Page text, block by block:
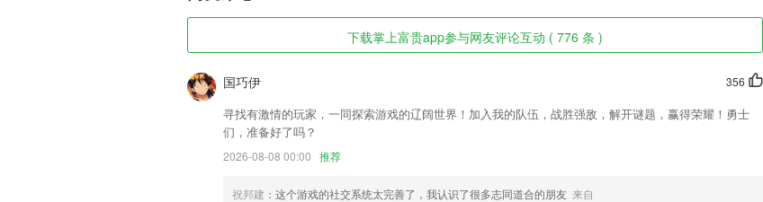
掌上富贵app软件特色
1,相册
2,专项练习，能够针对某种题型进行集中式的特训练习；
3,增强2265企业的管理能力与技术水平，提升企业信息化技术
4,【新增即时聊天】
5,心理咨询万题库视频课程，适用于全国2018心理咨询师考试用户，离线下载更方便！
下载掌上富贵app参与网友评论互动 ( 776 条 )
356
国巧伊
寻找有激情的玩家，一同探索游戏的辽阔世界！加入我的队伍，战胜强敌，解开谜题，赢得荣耀！勇士
们，准备好了吗？
2026-08-08 00:00 推荐
祝邦建 ：这个游戏的社交系统太完善了，我认识了很多志同道合的朋友 来自